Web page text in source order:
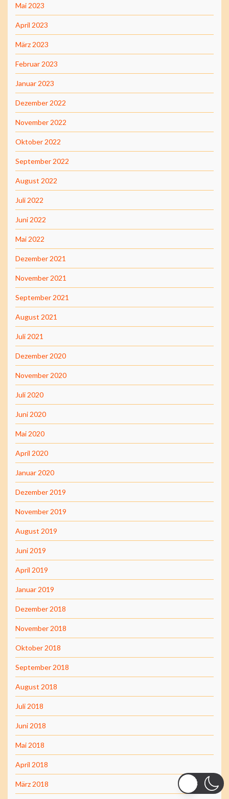
Mai 2023
April 2023
März 2023
Februar 2023
Januar 2023
Dezember 2022
November 2022
Oktober 2022
September 2022
August 2022
Juli 2022
Juni 2022
Mai 2022
Dezember 2021
November 2021
September 2021
August 2021
Juli 2021
Dezember 2020
November 2020
Juli 2020
Juni 2020
Mai 2020
April 2020
Januar 2020
Dezember 2019
November 2019
August 2019
Juni 2019
April 2019
Januar 2019
Dezember 2018
November 2018
Oktober 2018
September 2018
August 2018
Juli 2018
Juni 2018
Mai 2018
April 2018
März 2018